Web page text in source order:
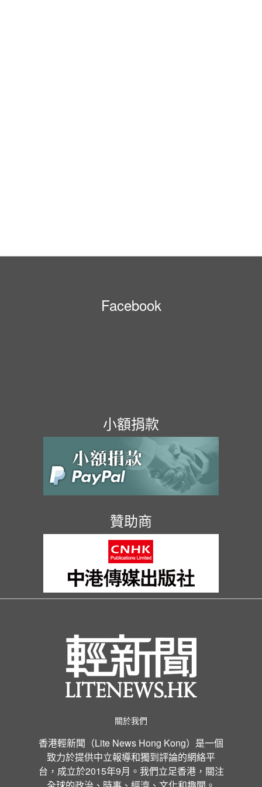
Facebook
小額捐款
贊助商
關於我們
香港輕新聞（Lite News Hong Kong）是一個
致力於提供中立報導和獨到評論的網絡平
台，成立於2015年9月。我們立足香港，關注